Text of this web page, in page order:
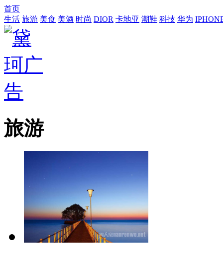
首页
生活 旅游 美食 美酒 时尚 DIOR 卡地亚 潮鞋 科技 华为
旅游